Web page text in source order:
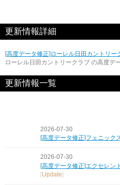
更新情報詳細
[高度データ修正]ローレル日田カントリー
ローレル日田カントリークラブ の高度デ
更新情報一覧
2026-07-30
[高度データ修正]フェニック
2026-07-30
[高度データ修正]エクセレン
[Update]